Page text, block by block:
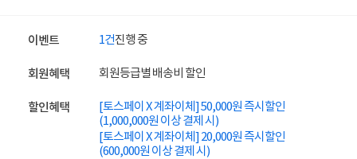
이벤트 1건진행 중
회원혜택 회원등급별 배송비 할인
할인혜택
[토스페이 X 계좌이체] 50,000원 즉시할인
(1,000,000원 이상 결제 시)
[토스페이 X 계좌이체] 20,000원 즉시할인
(600,000원 이상 결제 시)